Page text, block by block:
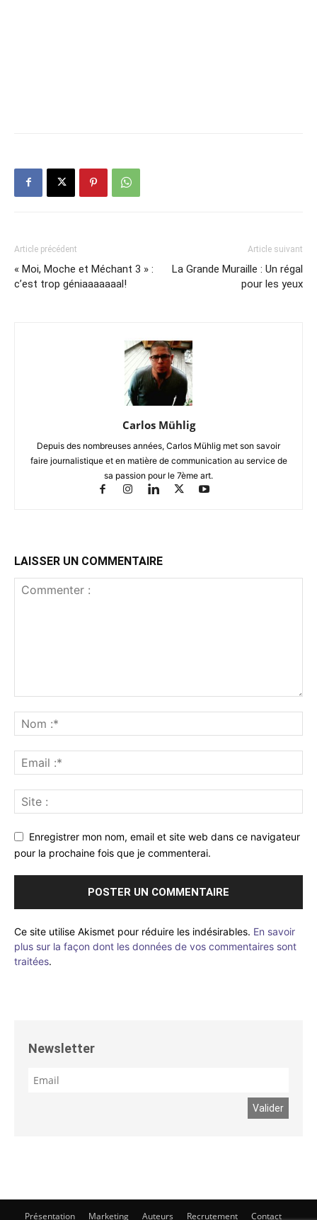
Article précédent
« Moi, Moche et Méchant 3 » :
c’est trop géniaaaaaaal!
Article suivant
La Grande Muraille : Un régal
pour les yeux
Carlos Mühlig
Depuis des nombreuses années, Carlos Mühlig met son savoir
faire journalistique et en matière de communication au service de
sa passion pour le 7ème art.
LAISSER UN COMMENTAIRE
Enregistrer mon nom, email et site web dans ce navigateur
pour la prochaine fois que je commenterai.
Ce site utilise Akismet pour réduire les indésirables. En savoir
plus sur la façon dont les données de vos commentaires sont
traitées.
Newsletter
Présentation Marketing Auteurs Recrutement Contact